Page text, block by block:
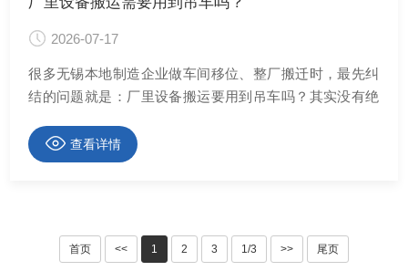
2026-07-17
很多无锡本地制造企业做车间移位、整厂搬迁时，最先纠
结的问题就是：厂里设备搬运要用到吊车吗？其实没有绝
查看详情
首页 << 1 2 3 1/3 >> 尾页